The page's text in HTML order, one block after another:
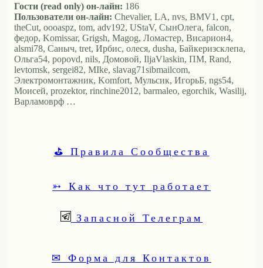
Гости (read only) он-лайн: 186
Пользователи он-лайн: Chevalier, LA, nvs, BMV1, cpt,
theCut, oooaspz, tom, adv192, UStaV, СынОлега, falcon,
федор, Komissar, Grigsh, Magog, Ломастер, Висариoн4,
alsmi78, Саныч, tret, Ирбис, олеся, dusha, Байкеризсклепа,
Ольга54, popovd, nils, Домовой, IljaVlaskin, ПМ, Rand,
levtomsk, sergei82, MIke, slavag71sibmailcom,
Электромонтажник, Komfort, Мульсик, ИгорьБ, ngs54,
Моисей, prozektor, rinchine2012, barmaleo, egorchik, Wasilij,
Варламоврф …
⛳ Правила Сообщества
➳ Как что тут работает
Запасной Телеграм
✉ Форма для Контактов